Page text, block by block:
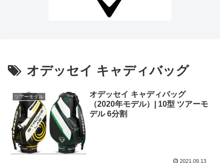
オデッセイ キャディバッグ
ツアーモデル
オデッセイ キャディバッグ
（2020年モデル）| 10型 ツアーモ
デル 6分割
2021.09.13